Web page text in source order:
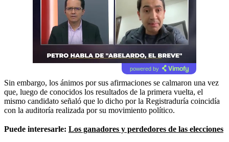
powered by
Sin embargo, los ánimos por sus afirmaciones se calmaron una vez
que, luego de conocidos los resultados de la primera vuelta, el
mismo candidato señaló que lo dicho por la Registraduría coincidía
con la auditoría realizada por su movimiento político.
Puede interesarle: Los ganadores y perdedores de las elecciones